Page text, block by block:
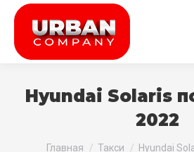
Hyundai Solaris
2022
Вы здесь:
Главная Такси Hyundai